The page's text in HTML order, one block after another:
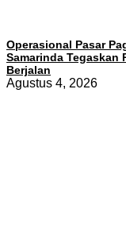
Operasional Pasar
Samarinda Tegaskan
Berjalan
Agustus 4, 2026